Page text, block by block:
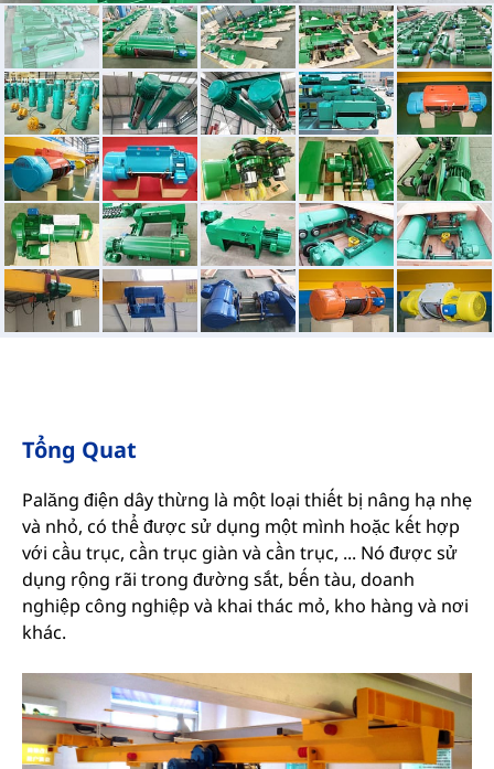
Tổng Quat
Palăng điện dây thừng là một loại thiết bị nâng hạ nhẹ
và nhỏ, có thể được sử dụng một mình hoặc kết hợp
với cầu trục, cần trục giàn và cần trục, ... Nó được sử
dụng rộng rãi trong đường sắt, bến tàu, doanh
nghiệp công nghiệp và khai thác mỏ, kho hàng và nơi
khác.